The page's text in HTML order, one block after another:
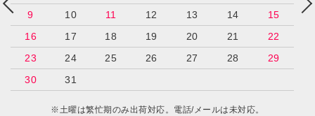
9
10 11 12 13 14
15
16
17 18 19 20 21
22
23
24 25 26 27 28
29
30
31
※土曜は繁忙期のみ出荷対応。電話/メールは未対応。